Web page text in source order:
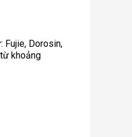
Fujie, Dorosin,
khoảng